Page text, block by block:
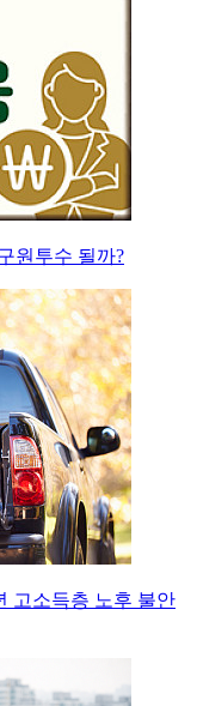
원투수 될까?
고소득층 노후 불안